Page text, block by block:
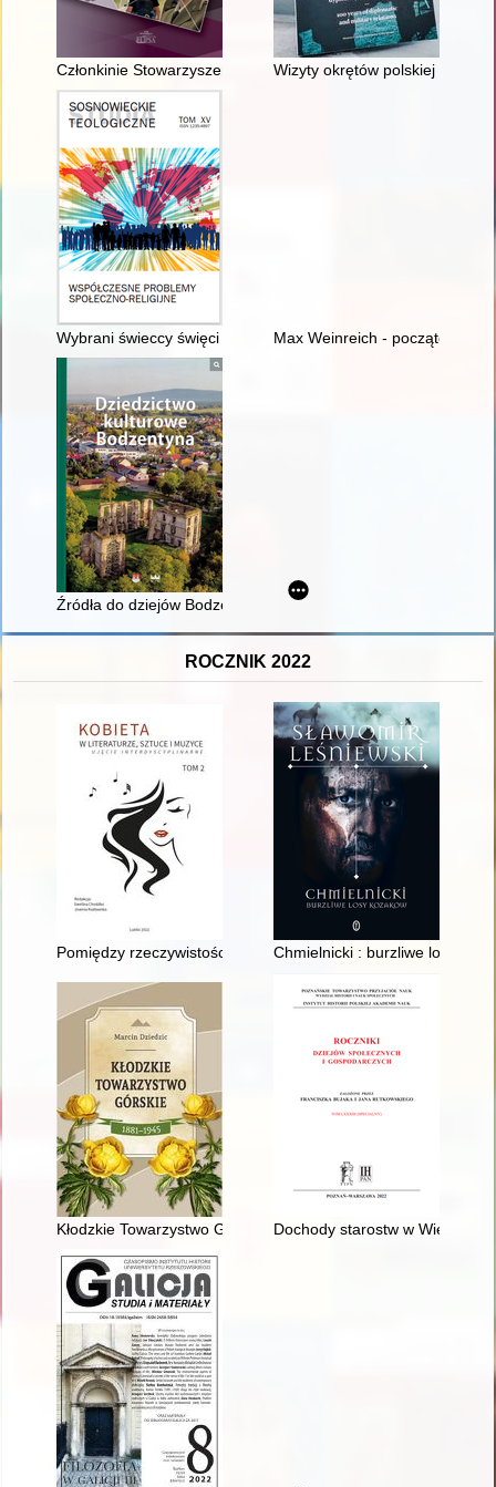
Członkinie Stowarzyszenia "Rodzina Policyjna" :
Wizyty okrętów polskiej
Wybrani świeccy święci i błogosławieni na przestrzeni wieków
Max Weinreich - początek
Źródła do dziejów Bodzentyna i gminy Bodzentyn w okresie
ROCZNIK 2022
Pomiędzy rzeczywistością a światem twórczości literackiej :
Chmielnicki : burzliwe losy
Kłodzkie Towarzystwo Górskie 1881-1945
Dochody starostw w